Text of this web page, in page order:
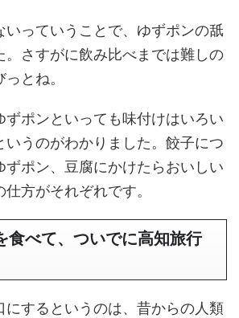
いっていうことで、ゆずポンの舐
。さすがに飲み比べまでは難しの
とね。
ずポンといっても味付けはいろい
いうのがわかりました。餃子につ
ずポン、豆腐にかけたらおいしい
方がそれぞれです。
食べて、ついでに高知旅行
にするというのは、昔からの人類